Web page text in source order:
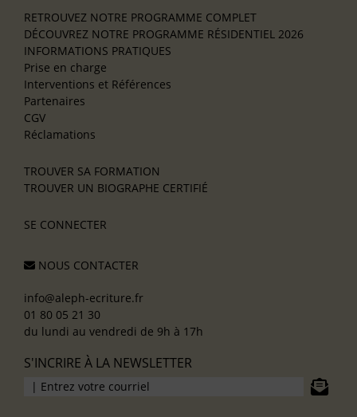
RETROUVEZ NOTRE PROGRAMME COMPLET
DÉCOUVREZ NOTRE PROGRAMME RÉSIDENTIEL 2026
INFORMATIONS PRATIQUES
Prise en charge
Interventions et Références
Partenaires
CGV
Réclamations
TROUVER SA FORMATION
TROUVER UN BIOGRAPHE CERTIFIÉ
SE CONNECTER
NOUS CONTACTER
info@aleph-ecriture.fr
01 80 05 21 30
du lundi au vendredi de 9h à 17h
S'INCRIRE À LA NEWSLETTER